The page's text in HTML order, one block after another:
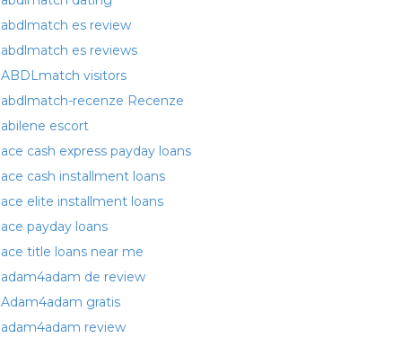
abdlmatch es review
abdlmatch es reviews
ABDLmatch visitors
abdlmatch-recenze Recenze
abilene escort
ace cash express payday loans
ace cash installment loans
ace elite installment loans
ace payday loans
ace title loans near me
adam4adam de review
Adam4adam gratis
adam4adam review